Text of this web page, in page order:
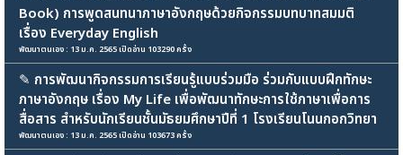
Book) การพูดสนทนาภาษาอังกฤษด้วยกิจกรรมบทบาทสมมติ
เรื่อง Everyday English
พัฒนาตนเอง : 13 ม.ค. 2565 เปิดอ่าน 103290 ครั้ง
✎ การพัฒนากิจกรรมการเรียนรู้แบบร่วมมือ ร่วมกับแบบฝึกทักษะ
ภาษาอังกฤษ เรื่อง My Life เพื่อพัฒนาทักษะการใช้ภาษาเพื่อการ
สื่อสาร สำหรับนักเรียนชั้นมัธยมศึกษาปีที่ 1 โรงเรียนโนนกอกวิทยา
พัฒนาตนเอง : 13 ม.ค. 2565 เปิดอ่าน 103673 ครั้ง